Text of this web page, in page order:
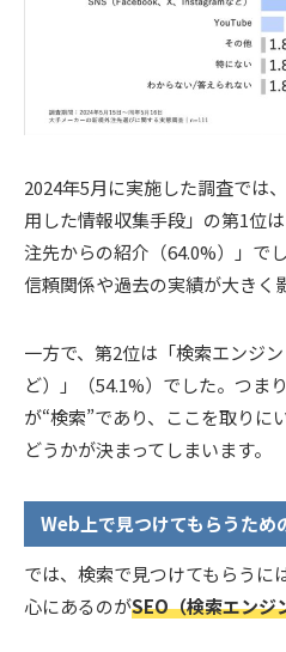
2024年5月に実施した調査では
用した情報収集手段」の第1位
注先からの紹介（64.0%）」で
信頼関係や過去の実績が大きく
一方で、第2位は「検索エンジ
ど）」（54.1%）でした。つま
が“検索”であり、ここを取りに
どうかが決まってしまいます。
Web上で見つけてもらうため
では、検索で見つけてもらうに
心にあるのがSEO（検索エンジ